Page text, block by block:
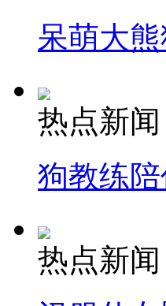
呆萌大
热点新闻
狗教练
热点新闻